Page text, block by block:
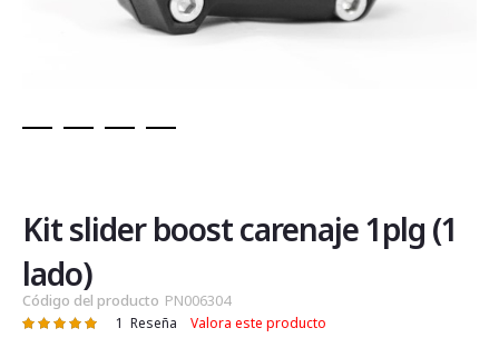
de
la
galería
de
imágenes
Kit slider boost carenaje 1plg (1
lado)
Código del producto PN006304
Valoración: 1 Reseña Valora este producto